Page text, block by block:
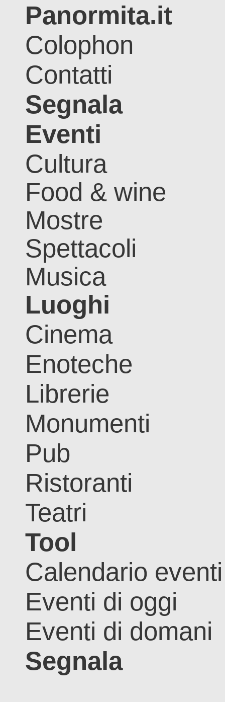
Panormita.it
Colophon
Contatti
Segnala
Eventi
Cultura
Food & wine
Mostre
Spettacoli
Musica
Luoghi
Cinema
Enoteche
Librerie
Monumenti
Pub
Ristoranti
Teatri
Tool
Calendario eventi
Eventi di oggi
Eventi di domani
Segnala